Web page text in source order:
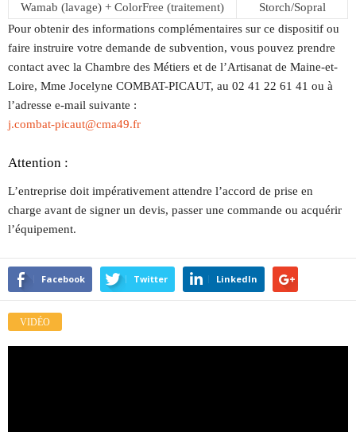
Wamab (lavage) + ColorFree (traitement)
Storch/Sopral
Pour obtenir des informations complémentaires sur ce dispositif ou
faire instruire votre demande de subvention, vous pouvez prendre
contact avec la Chambre des Métiers et de l’Artisanat de Maine-et-
Loire, Mme Jocelyne COMBAT-PICAUT, au 02 41 22 61 41 ou à
l’adresse e-mail suivante :
j.combat-picaut@cma49.fr
Attention :
L’entreprise doit impérativement attendre l’accord de prise en
charge avant de signer un devis, passer une commande ou acquérir
l’équipement.
Facebook Twitter LinkedIn
VIDÉO